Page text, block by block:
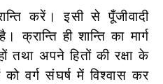
करें। इसी से पूँजीवादी
क्रान्ति ही शान्ति का मार्ग
अपने हितों की रक्षा के
वर्ग संघर्ष में विश्वास कर